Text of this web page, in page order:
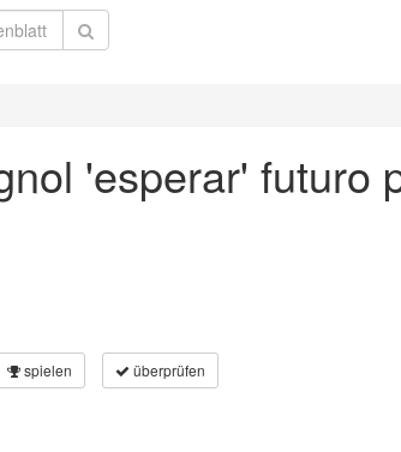
'esperar' futuro
spielen überprüfen